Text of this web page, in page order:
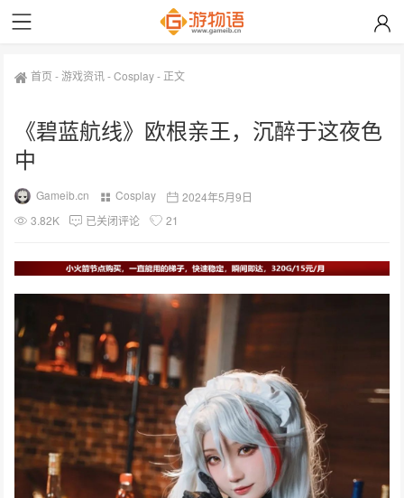
首页 -游戏资讯-Cosplay- 正文
《碧蓝航线》欧根亲王，沉醉于这夜色
中
Gameib.cn Cosplay
2024年5月9日
3.82K
已关闭评论 21